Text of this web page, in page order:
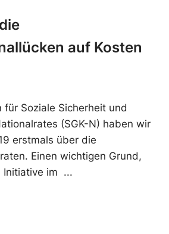
auf Kosten
für Soziale Sicherheit und
(SGK-N) haben wir
erstmals über die
Einen wichtigen Grund,
im